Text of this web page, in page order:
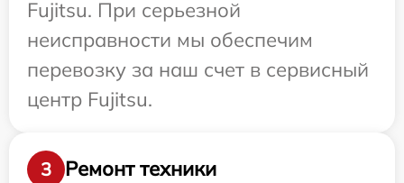
Fujitsu. При серьезной
неисправности мы обеспечим
перевозку за наш счет в сервисный
центр Fujitsu.
3
Ремонт техники